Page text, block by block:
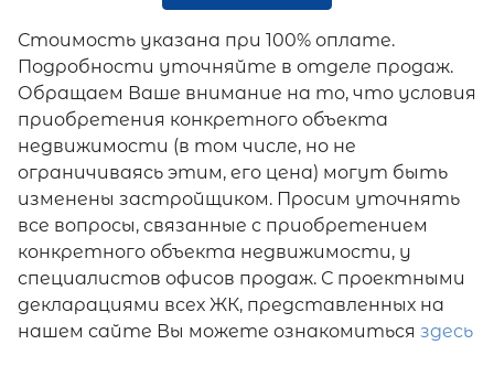
Стоимость указана при 100% оплате.
Подробности уточняйте в отделе продаж.
Обращаем Ваше внимание на то, что условия
приобретения конкретного объекта
недвижимости (в том числе, но не
ограничиваясь этим, его цена) могут быть
изменены застройщиком. Просим уточнять
все вопросы, связанные с приобретением
конкретного объекта недвижимости, у
специалистов офисов продаж. С проектными
декларациями всех ЖК, представленных на
нашем сайте Вы можете ознакомиться здесь